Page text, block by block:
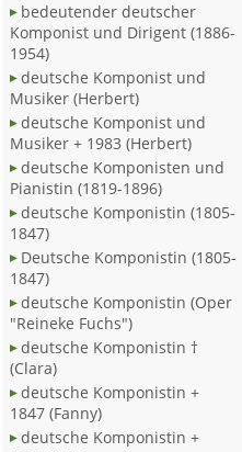
bedeutender deutscher
Komponist und Dirigent (1886-
1954)
deutsche Komponist und
Musiker (Herbert)
deutsche Komponist und
Musiker + 1983 (Herbert)
deutsche Komponisten und
Pianistin (1819-1896)
deutsche Komponistin (1805-
1847)
Deutsche Komponistin (1805-
1847)
deutsche Komponistin (Oper
"Reineke Fuchs")
deutsche Komponistin †
(Clara)
deutsche Komponistin +
1847 (Fanny)
deutsche Komponistin +